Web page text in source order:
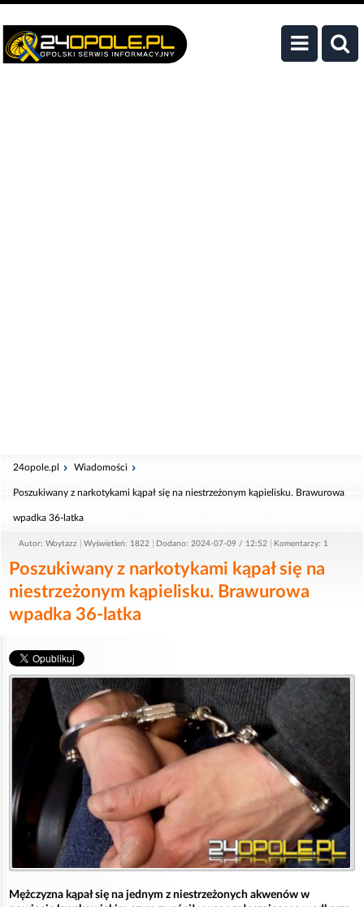
24opole.pl Wiadomości
Poszukiwany z narkotykami kąpał się na niestrzeżonym kąpielisku. Brawurowa
wpadka 36-latka
Autor: Woytazz Wyświetleń: 1822 Dodano: 2024-07-09 / 12:52 Komentarzy: 1
Poszukiwany z narkotykami kąpał się na
niestrzeżonym kąpielisku. Brawurowa
wpadka 36-latka
Mężczyzna kąpał się na jednym z niestrzeżonych akwenów w